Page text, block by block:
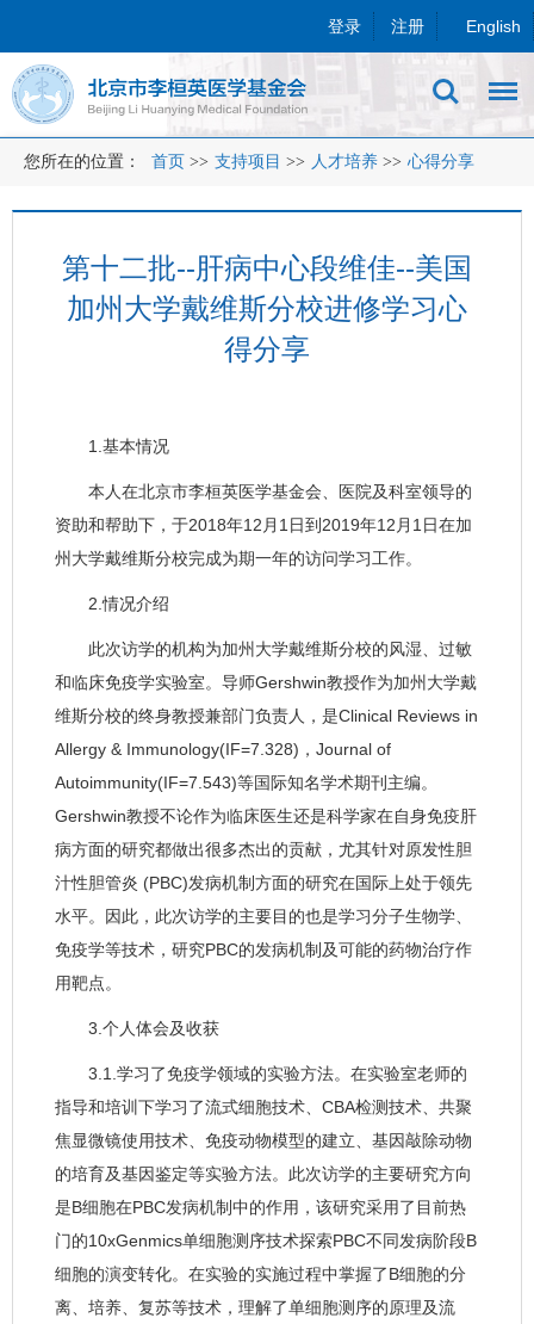
登录 注册 English
您所在的位置： 首页 >> 支持项目 >> 人才培养 >> 心得分享
第十二批--肝病中心段维佳--美国
加州大学戴维斯分校进修学习心
得分享
1.基本情况
本人在北京市李桓英医学基金会、医院及科室领导的
资助和帮助下，于2018年12月1日到2019年12月1日在加
州大学戴维斯分校完成为期一年的访问学习工作。
2.情况介绍
此次访学的机构为加州大学戴维斯分校的风湿、过敏
和临床免疫学实验室。导师Gershwin教授作为加州大学戴
维斯分校的终身教授兼部门负责人，是Clinical Reviews in
Allergy & Immunology(IF=7.328)，Journal of
Autoimmunity(IF=7.543)等国际知名学术期刊主编。
Gershwin教授不论作为临床医生还是科学家在自身免疫肝
病方面的研究都做出很多杰出的贡献，尤其针对原发性胆
汁性胆管炎 (PBC)发病机制方面的研究在国际上处于领先
水平。因此，此次访学的主要目的也是学习分子生物学、
免疫学等技术，研究PBC的发病机制及可能的药物治疗作
用靶点。
3.个人体会及收获
3.1.学习了免疫学领域的实验方法。在实验室老师的
指导和培训下学习了流式细胞技术、CBA检测技术、共聚
焦显微镜使用技术、免疫动物模型的建立、基因敲除动物
的培育及基因鉴定等实验方法。此次访学的主要研究方向
是B细胞在PBC发病机制中的作用，该研究采用了目前热
门的10xGenmics单细胞测序技术探索PBC不同发病阶段B
细胞的演变转化。在实验的实施过程中掌握了B细胞的分
离、培养、复苏等技术，理解了单细胞测序的原理及流